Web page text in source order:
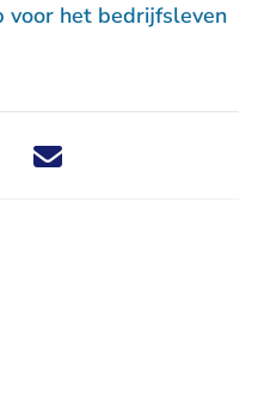
voor het bedrijfsleven
dit nieuwsbericht via X -
Deel dit nieuwsbericht via
Deel dit nieuwsbericht
Deel dit